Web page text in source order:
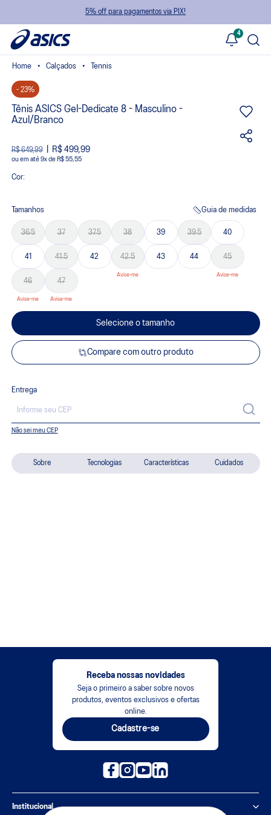
5% off para pagamentos via PIX!
4
Sobre Tecnologias Características Cuidados
Calçados Tennis
- 23%
Tênis ASICS Gel-Dedicate 8 - Masculino -
Azul/Branco
R$ 649,99 R$ 499,99
ou 9xde R$ 55,55
Cor:
Tamanhos Guia de medidas
36.5 37 37.5 38 39 39.5 40
41 41.5 42 42.5 43 44 45
46 47
Selecione o tamanho
Compare com outro produto
Entrega
Não sei meu CEP
Receba nossas novidades
Seja o primeiro a saber sobre novos
produtos, eventos exclusivos e ofertas
online.
Cadastre-se
Institucional